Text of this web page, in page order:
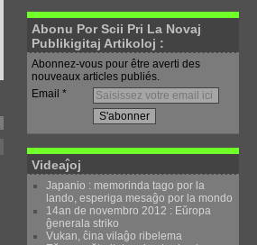
Abonu Por Scii Pri La Novaj
Publikigitaj Artikoloj :
Abonnez-vous pour être averti des
nouveaux articles publiés.
Email
Videaĵoj
Japanio : memorinda tago por la
lando, esperiga mesaĝo por la mondo
14an de novembro 2012 : Eŭropa
ĝenerala striko
Vukan, ĉina vilaĝo ribelema